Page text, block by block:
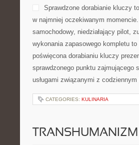
Sprawdzone dorabianie kluczy
w najmniej oczekiwanym
samochodowy, niedziałający pilot,
wykonania zapasowego kompletu
poświęcona dorabianiu kluczy
sprawdzonego punktu
usługami związanymi z
CATEGORIES: KULINARIA